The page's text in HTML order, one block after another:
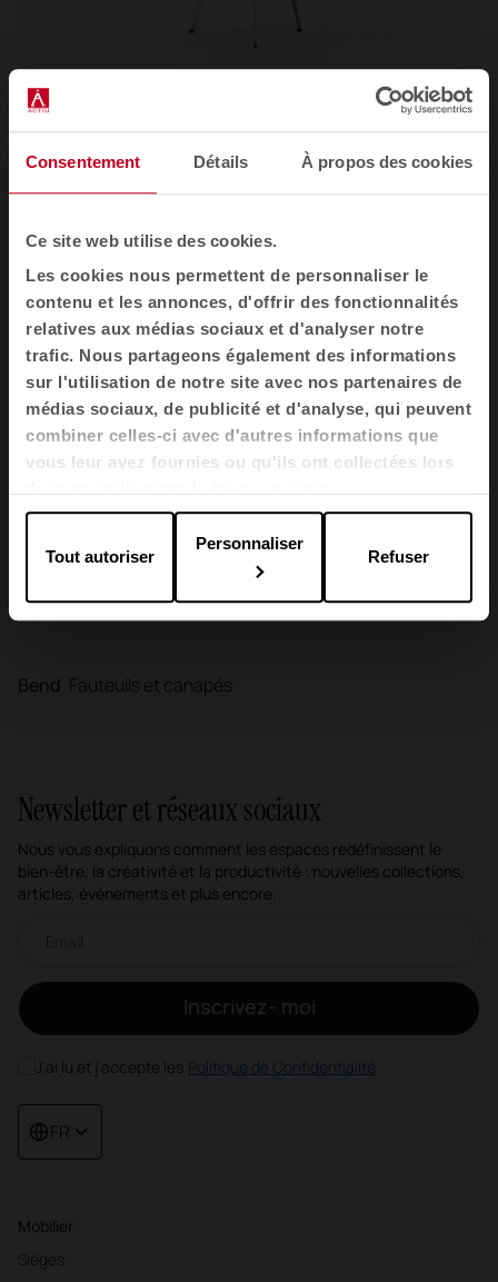
Consentement Détails À propos des cookies
Ce site web utilise des cookies.
Les cookies nous permettent de personnaliser le
contenu et les annonces, d'offrir des fonctionnalités
relatives aux médias sociaux et d'analyser notre
trafic. Nous partageons également des informations
sur l'utilisation de notre site avec nos partenaires de
médias sociaux, de publicité et d'analyse, qui peuvent
combiner celles-ci avec d'autres informations que
vous leur avez fournies ou qu'ils ont collectées lors
Tout autoriser
Personnaliser
Refuser
Table d'appoint Bend Tables d'appoint
Bend Fauteuils et canapés
Mobilier
Sièges
Newsletter et réseaux sociaux
Nous vous expliquons comment les espaces redéfinissent le
bien-être, la créativité et la productivité : nouvelles collections,
articles, événements et plus encore.
Inscrivez- moi
J'ai lu et j'accepte les Politique de Confidentialité
FR